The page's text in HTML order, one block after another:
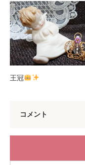
王冠
コメント